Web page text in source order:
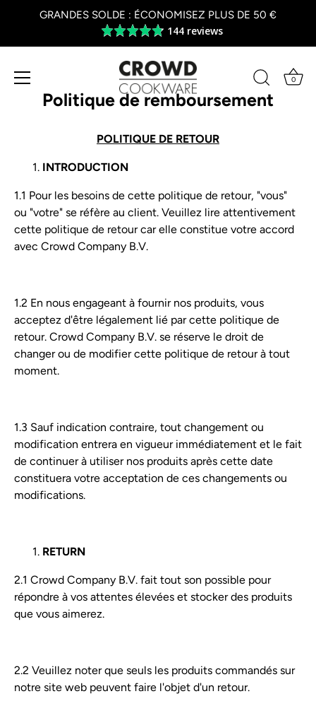
GRANDES SOLDE : ÉCONOMISEZ PLUS DE 50 €
Average
rating
4.8
out
of
5
144 reviews
0
Politique de remboursement
POLITIQUE DE RETOUR
INTRODUCTION
1.1 Pour les besoins de cette politique de retour, "vous"
ou "votre" se réfère au client. Veuillez lire attentivement
cette politique de retour car elle constitue votre accord
avec Crowd Company B.V.
1.2 En nous engageant à fournir nos produits, vous
acceptez d'être légalement lié par cette politique de
retour. Crowd Company B.V. se réserve le droit de
changer ou de modifier cette politique de retour à tout
moment.
1.3 Sauf indication contraire, tout changement ou
modification entrera en vigueur immédiatement et le fait
de continuer à utiliser nos produits après cette date
constituera votre acceptation de ces changements ou
modifications.
RETURN
2.1 Crowd Company B.V. fait tout son possible pour
répondre à vos attentes élevées et stocker des produits
que vous aimerez.
2.2 Veuillez noter que seuls les produits commandés sur
notre site web peuvent faire l'objet d'un retour.